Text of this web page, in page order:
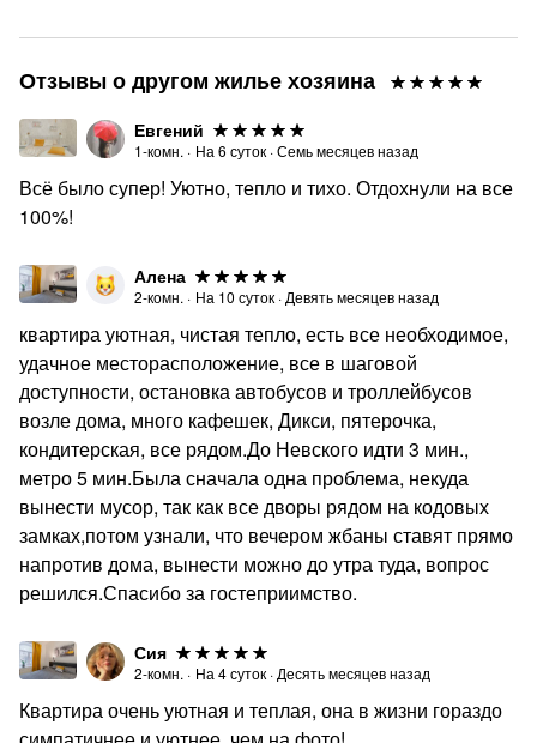
Отзывы о другом жилье хозяина
Евгений
1-комн. · На 6 суток ·Семь месяцев назад
Всё было супер! Уютно, тепло и тихо. Отдохнули на все
100%!
Алена
2-комн. · На 10 суток · Девять месяцев назад
квартира уютная, чистая тепло, есть все необходимое,
удачное месторасположение, все в шаговой
доступности, остановка автобусов и троллейбусов
возле дома, много кафешек, Дикси, пятерочка,
кондитерская, все рядом.До Невского идти 3 мин.,
метро 5 мин.Была сначала одна проблема, некуда
вынести мусор, так как все дворы рядом на кодовых
замках,потом узнали, что вечером жбаны ставят прямо
напротив дома, вынести можно до утра туда, вопрос
решился.Спасибо за гостеприимство.
Сия
2-комн. · На 4суток · Десять месяцев назад
Квартира очень уютная и теплая, она в жизни гораздо